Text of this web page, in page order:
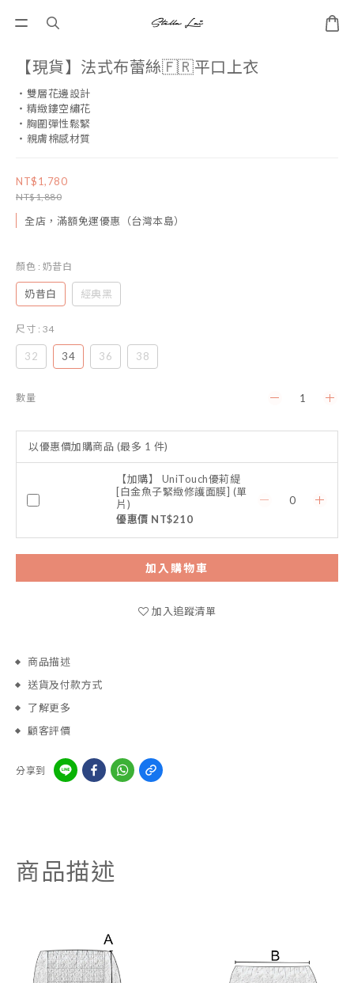
【現貨】法式布蕾絲🇫🇷平口上衣
・雙層花邊設計
・精緻鏤空繡花
・胸圍彈性鬆緊
・親膚棉感材質
NT$1,780
NT$1,880
全店，滿額免運優惠（台灣本島）
顏色 : 奶昔白
奶昔白 經典黑
尺寸 : 34
32 34 36 38
數量
以優惠價加購商品 (最多 1 件)
【加購】 UniTouch優莉緹
[白金魚子緊緻修護面膜] (單
片)
優惠價 NT$210
加入購物車
加入追蹤清單
商品描述
送貨及付款方式
了解更多
顧客評價
分享到
商品描述